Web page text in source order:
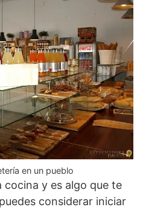
en un pueblo
cocina y es algo que te
considerar iniciar